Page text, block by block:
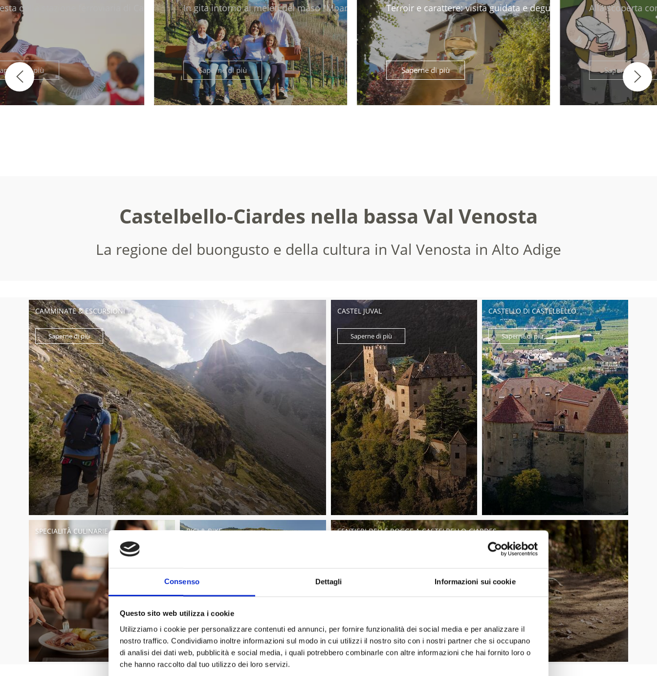
Consenso Dettagli Informazioni sui cookie
Questo sito web utilizza i cookie
Utilizziamo i cookie per personalizzare contenuti ed annunci, per fornire funzionalità dei social media e per analizzare il
nostro traffico. Condividiamo inoltre informazioni sul modo in cui utilizzi il nostro sito con i nostri partner che si occupano
di analisi dei dati web, pubblicità e social media, i quali potrebbero combinarle con altre informazioni che hai fornito loro o
che hanno raccolto dal tuo utilizzo dei loro servizi.
Castelbello In gita intorno ai meleti del maso "Moarhof"
Saperne di più
Terroir e carattere: visita guidata e degustazione presso ...
Saperne di più
Alla scoperta con il "Lorgg" - Escursione
Saperne di più
Castelbello-Ciardes nella bassa Val Venosta
La regione del buongusto e della cultura in Val Venosta in Alto Adige
CAMMINATE & ESCURSIONI
Saperne di più
CASTEL JUVAL
Saperne di più
CASTELLO DI CASTELBELLO
Saperne di più
SPECIALITÀ CULINARIE BICI & BIKE SENTIERI DELLE ROGGE A CASTELBELLO-CIARDES